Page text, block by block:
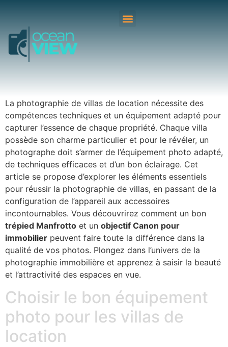
La photographie de villas de location nécessite des
compétences techniques et un équipement adapté pour
capturer l’essence de chaque propriété. Chaque villa
possède son charme particulier et pour le révéler, un
photographe doit s’armer de l’équipement photo adapté,
de techniques efficaces et d’un bon éclairage. Cet
article se propose d’explorer les éléments essentiels
pour réussir la photographie de villas, en passant de la
configuration de l’appareil aux accessoires
incontournables. Vous découvrirez comment un bon
trépied Manfrotto et un objectif Canon pour
immobilier peuvent faire toute la différence dans la
qualité de vos photos. Plongez dans l’univers de la
photographie immobilière et apprenez à saisir la beauté
et l’attractivité des espaces en vue.
Choisir le bon équipement
photo pour les villas de
location